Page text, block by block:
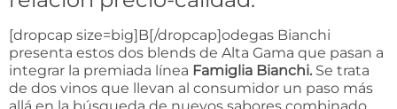
[dropcap size=big]B[/dropcap]odegas Bianchi
presenta estos dos blends de Alta Gama que pasan a
integrar la premiada línea Famiglia Bianchi. Se trata
de dos vinos que llevan al consumidor un paso más